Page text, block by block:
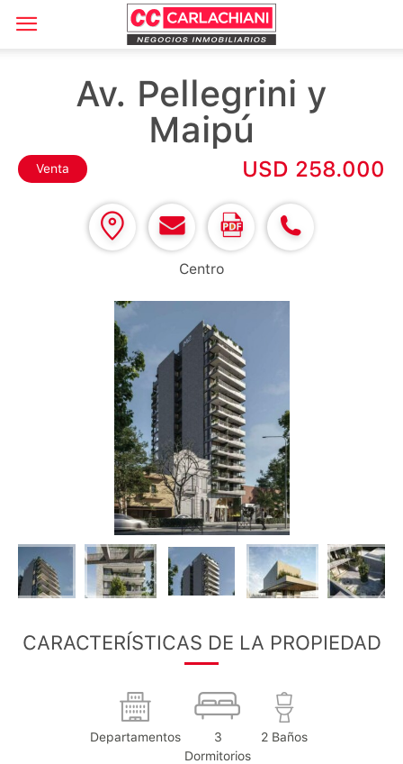
Av. Pellegrini y
Maipú
Venta USD 258.000
Centro
CARACTERÍSTICAS DE LA PROPIEDAD
Departamentos
3
Dormitorios
2 Baños